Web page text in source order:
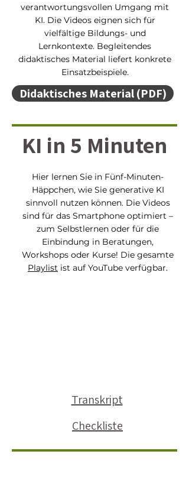
verantwortungsvollen Umgang mit
KI. Die Videos eignen sich für
vielfältige Bildungs- und
Lernkontexte. Begleitendes
didaktisches Material liefert konkrete
Einsatzbeispiele.
Didaktisches Material (PDF)
KI in 5 Minuten
Hier lernen Sie in Fünf-Minuten-
Häppchen, wie Sie generative KI
sinnvoll nutzen können. Die Videos
sind für das Smartphone optimiert –
zum Selbstlernen oder für die
Einbindung in Beratungen,
Workshops oder Kurse! Die gesamte
Playlist ist auf YouTube verfügbar.
Transkript
Checkliste